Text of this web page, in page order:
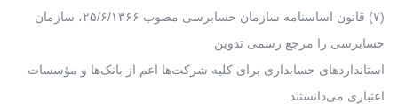
(۷) قانون اساسنامه سازمان حسابرسی مصوب ۲۵/۶/۱۳۶۶، سازمان
حسابرسی را مرجع رسمی تدوین
استانداردهای حسابداری برای کلیه شرکت‌ها اعم از بانک‌ها و مؤسسات
اعتباری می‌دانستند